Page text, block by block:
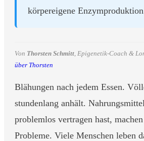
körpereigene
Von Thorsten Schmitt, Epigenetik-Coach &
über Thorsten
Blähungen nach jedem Essen.
stundenlang anhält.
problemlos vertragen hast,
Probleme. Viele Menschen leben